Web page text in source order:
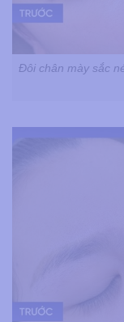
Đôi chân mày sắc